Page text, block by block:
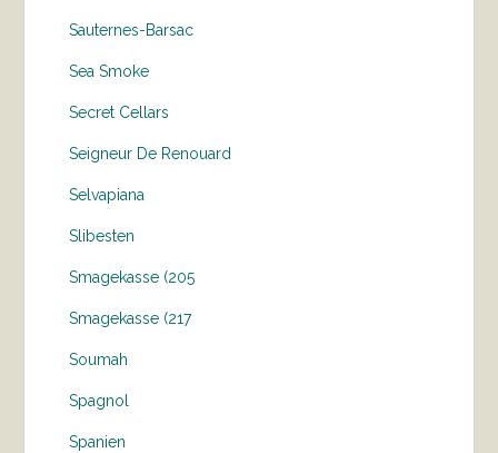
Sauternes-Barsac
Sea Smoke
Secret Cellars
Seigneur De Renouard
Selvapiana
Slibesten
Smagekasse (205
Smagekasse (217
Soumah
Spagnol
Spanien